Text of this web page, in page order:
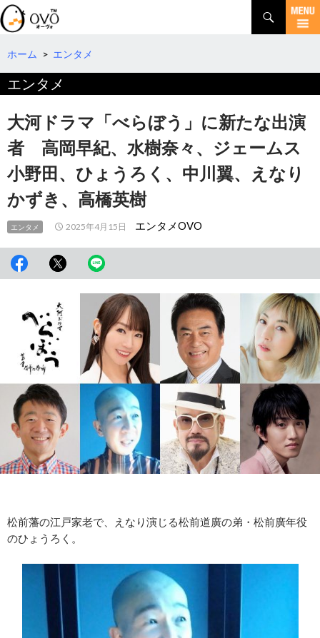
検
索
コ
テ
へ
動
ホーム > エンタメ
エンタメ
大河ドラマ「べらぼう」に新たな出演
者 高岡早紀、水樹奈々、ジェームス
小野田、ひょうろく、中川翼、えなり
かずき、高橋英樹
エンタメ 2025年4月15日 エンタメOVO
松前藩の江戸家老で、えなり演じる松前道廣の弟・松前廣年役
のひょうろく。